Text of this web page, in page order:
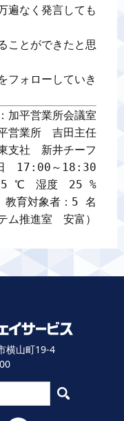
遍なく発言しても
ことができたと思
フォローしていき
加平営業所会議室
営業所　吉田主任
支社　新井チーフ
　17:00～18:30
5 ℃　湿度　25 %
教育対象者：5 名
ム推進室　安富）
横山町19-4